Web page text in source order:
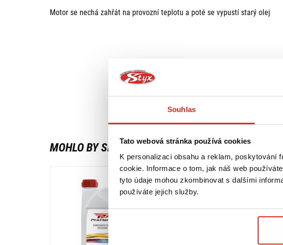
Souhlas
Tato webová stránka používá cookies
K personalizaci obsahu a reklam,
cookie. Informace o tom, jak náš web
tyto údaje mohou zkombinovat s dalšími
používáte jejich služby.
Motor se nechá zahřát na provozní teplotu a poté se vypustí starý olej
MOHLO BY SE VÁM LÍBIT